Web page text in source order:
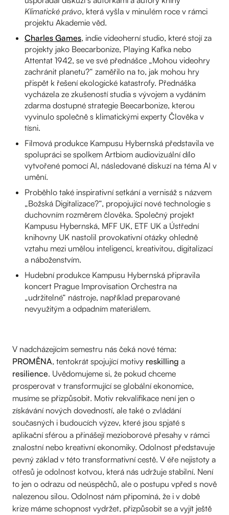
Klimatické právo, která vyšla v minulém roce v rámci
projektu Akademie věd.
Charles Games, indie videoherní studio, které stojí za
projekty jako Beecarbonize, Playing Kafka nebo
Attentat 1942, se ve své přednášce „Mohou videohry
zachránit planetu?“ zaměřilo na to, jak mohou hry
přispět k řešení ekologické katastrofy. Přednáška
vycházela ze zkušeností studia s vývojem a vydáním
zdarma dostupné strategie Beecarbonize, kterou
vyvinulo společně s klimatickými experty Člověka v
tísni.
Filmová produkce Kampusu Hybernská představila ve
spolupráci se spolkem Artbiom audiovizuální dílo
vytvořené pomocí AI, následované diskuzí na téma AI v
umění.
Proběhlo také inspirativní setkání a vernisáž s názvem
„Božská Digitalizace?“, propojující nové technologie s
duchovním rozměrem člověka. Společný projekt
Kampusu Hybernská, MFF UK, ETF UK a Ústřední
knihovny UK nastolil provokativní otázky ohledně
vztahu mezi umělou inteligencí, kreativitou, digitalizací
a náboženstvím.
Hudební produkce Kampusu Hybernská připravila
koncert Prague Improvisation Orchestra na
„udržitelné“ nástroje, například preparované
nevyužitým a odpadním materiálem.
V nadcházejícím semestru nás čeká nové téma:
PROMĚNA, tentokrát spojující motivy reskilling a
resilience. Uvědomujeme si, že pokud chceme
prosperovat v transformující se globální ekonomice,
musíme se přizpůsobit. Motiv rekvalifikace není jen o
získávání nových dovedností, ale také o zvládání
současných i budoucích výzev, které jsou spjaté s
aplikační sférou a přinášejí mezioborové přesahy v rámci
znalostní nebo kreativní ekonomiky. Odolnost představuje
pevný základ v této transformativní cestě. V éře nejistoty a
otřesů je odolnost kotvou, která nás udržuje stabilní. Není
to jen o odrazu od neúspěchů, ale o postupu vpřed s nově
nalezenou silou. Odolnost nám připomíná, že i v době
krize máme schopnost vydržet, přizpůsobit se a vyjít ještě